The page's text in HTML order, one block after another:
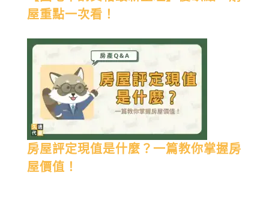
屋重點一次看！
房屋評定現值是什麼？一篇教你掌握房
屋價值！